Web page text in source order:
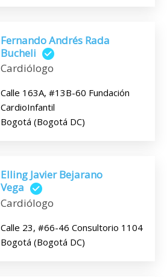
Fernando Andrés Rada
Bucheli
Cardiólogo
Calle 163A, #13B-60 Fundación
CardioInfantil
Bogotá (Bogotá DC)
Elling Javier Bejarano
Vega
Cardiólogo
Calle 23, #66-46 Consultorio 1104
Bogotá (Bogotá DC)